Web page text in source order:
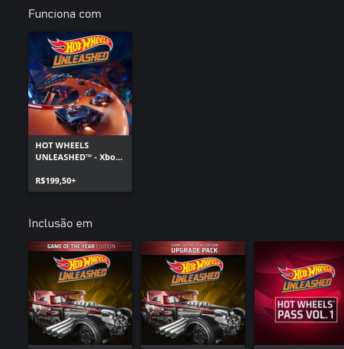
Funciona com
HOT WHEELS
UNLEASHED™ - Xbox
R$199,50+
Inclusão em